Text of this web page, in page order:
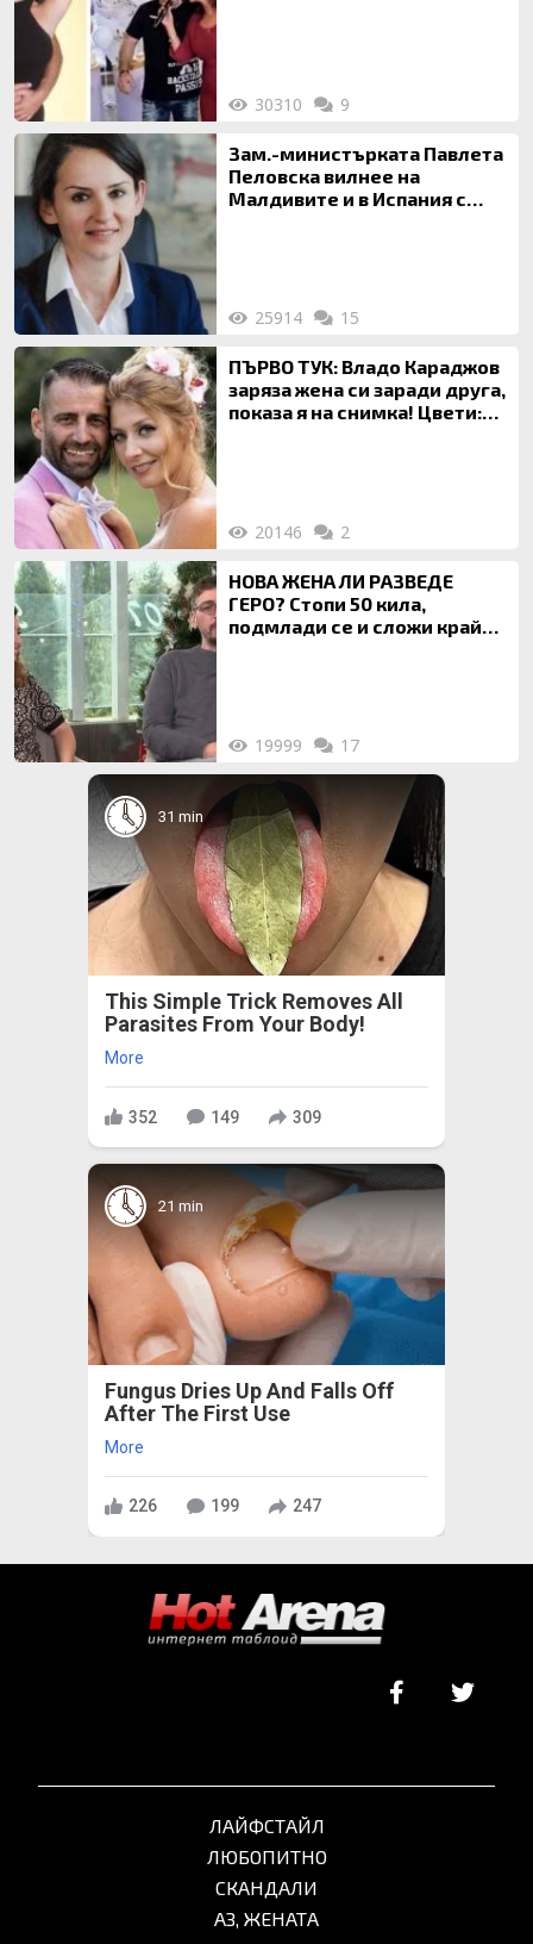
30310 9
Зам.-министърката Павлета
Пеловска вилнее на
Малдивите и в Испания с
25914 15
ПЪРВО ТУК: Владо Караджов
заряза жена си заради друга,
показа я на снимка! Цвети:
20146 2
НОВА ЖЕНА ЛИ РАЗВЕДЕ
ГЕРО? Стопи 50 кила,
подмлади се и сложи край
19999 17
31 min
This Simple Trick Removes All
Parasites From Your Body!
More
352 149 309
21 min
Fungus Dries Up And Falls Off
After The First Use
More
226 199 247
ЛАЙФСТАЙЛ
ЛЮБОПИТНО
СКАНДАЛИ
АЗ, ЖЕНАТА